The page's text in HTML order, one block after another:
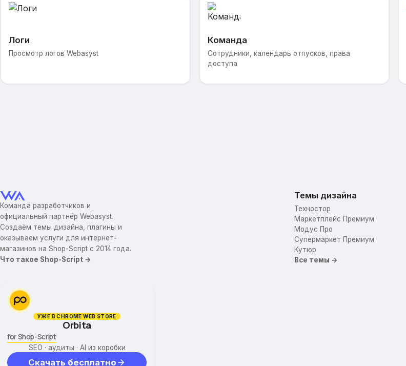
Логи
Просмотр логов Webasyst
Команда
Сотрудники, календарь отпусков, права
доступа
Команда разработчиков и
официальный партнёр Webasyst.
Создаём темы дизайна, плагины и
оказываем услуги для интернет-
магазинов на Shop-Script с 2014 года.
Что такое Shop-Script →
УЖЕ В CHROME WEB STORE
Orbita
for Shop-Script
SEO · аудиты · AI из коробки
Скачать бесплатно
Темы дизайна
Техностор
Маркетплейс Премиум
Модус Про
Супермаркет Премиум
Кутюр
Все темы →